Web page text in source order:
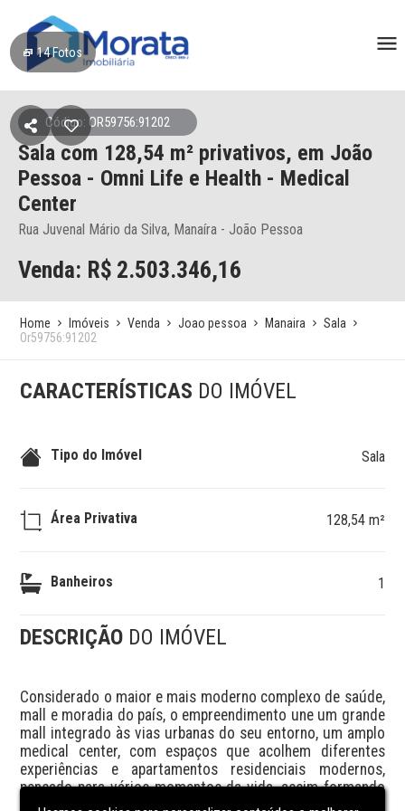
14Fotos
Código: OR59756:91202
Sala com 128,54 m² privativos, em João
Pessoa - Omni Life e Health - Medical
Center
Rua Juvenal Mário da Silva, Manaíra - João Pessoa
Venda: R$ 2.503.346,16
Home Imóveis Venda Joao pessoa Manaira
Sala
Or59756:91202
CARACTERÍSTICAS DO IMÓVEL
Tipo do Imóvel Sala
Área Privativa 128,54 m²
Banheiros 1
DESCRIÇÃO DO IMÓVEL
Considerado o maior e mais moderno complexo de saúde,
mall e moradia do país, o empreendimento une um grande
mall integrado às vias urbanas do seu entorno, um amplo
medical center, com espaços que acolhem diferentes
experiências e apartamentos residenciais modernos,
pensado para vários momentos da vida, assim formando
um verdadeiro ecossistema para cuidar, viver, empreender